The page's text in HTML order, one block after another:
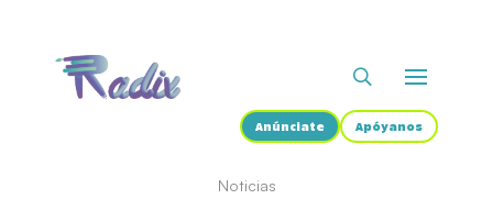
Anúnciate Apóyanos
Noticias